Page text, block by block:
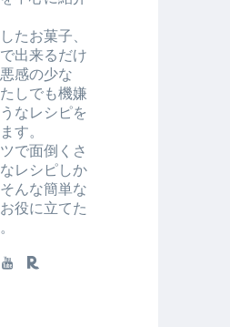
たお菓子、
出来るだけ
感の少な
しでも機嫌
なレシピを
す。
で面倒くさ
レシピしか
んな簡単な
役に立てた